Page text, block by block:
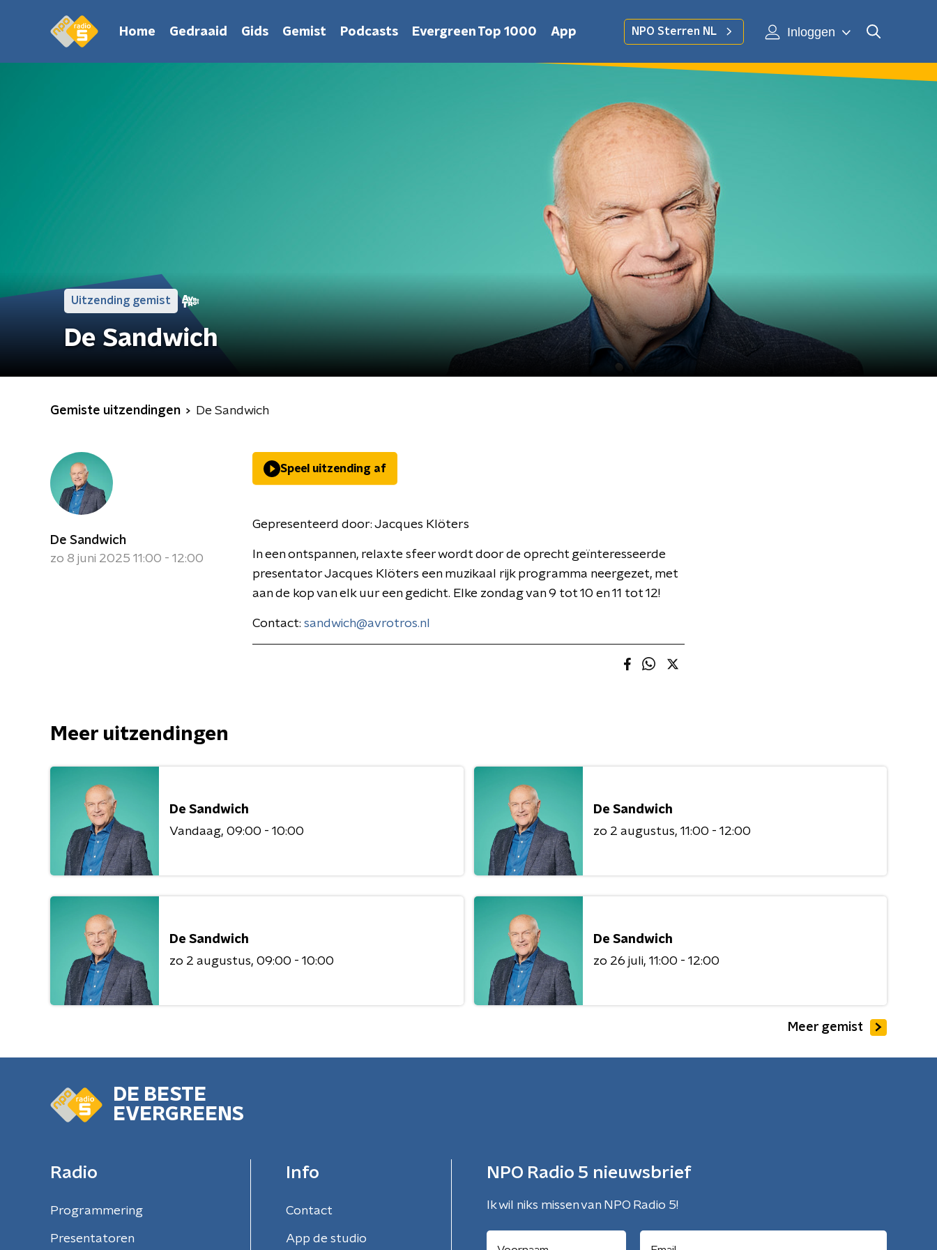
Home Gedraaid Gids Gemist Podcasts Evergreen Top 1000 App NPO Sterren NL Inloggen
Uitzending gemist
De Sandwich
Gemiste uitzendingen De Sandwich
De Sandwich
zo 8 juni 2025 11:00 - 12:00
Speel uitzending af
Gepresenteerd door: Jacques Klöters
In een ontspannen, relaxte sfeer wordt door de oprecht geïnteresseerde
presentator Jacques Klöters een muzikaal rijk programma neergezet, met
aan de kop van elk uur een gedicht. Elke zondag van 9 tot 10 en 11 tot 12!
Contact: sandwich@avrotros.nl
Meer uitzendingen
De Sandwich
Vandaag 09:00 - 10:00
De Sandwich
zo 2 augustus 11:00 - 12:00
De Sandwich
zo 2 augustus 09:00 - 10:00
De Sandwich
zo 26 juli 11:00 - 12:00
Meer gemist
DE BESTE
EVERGREENS
Radio
Programmering
Presentatoren
Info
Contact
App de studio
NPO Radio 5 nieuwsbrief
Ik wil niks missen van NPO Radio 5!